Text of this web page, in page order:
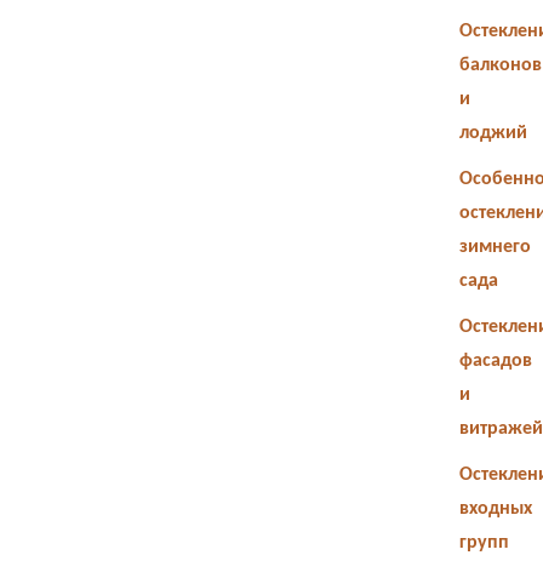
балконов
и
лоджий
зимнего
сада
фасадов
и
витражей
входных
групп